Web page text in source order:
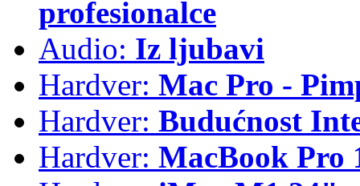
profesionalce
Audio: Iz ljubavi
Hardver: Mac Pro -
Hardver: Budućnost
Hardver: MacBook Pro